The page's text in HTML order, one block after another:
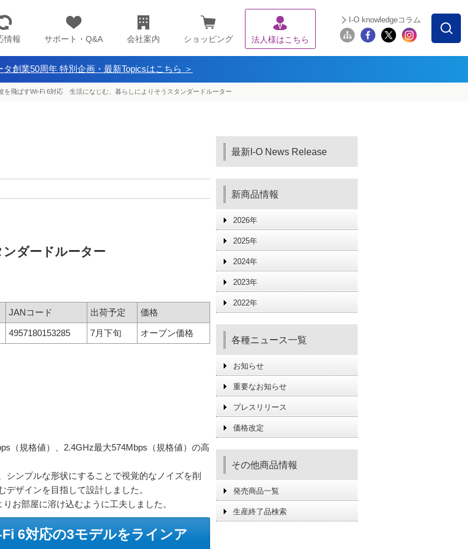
情報 サポート・Q&A 会社案内 ショッピング 法人様はこちら
I-O knowledgeコラム
タ創業50周年 特別企画・最新Topicsはこちら ＞
を飛ばすWi-Fi 6対応 生活になじむ、暮らしによりそうスタンダードルーター
ダードルーター
JANコード 出荷予定 価格
4957180153285 7月下旬 オープン価格
（規格値）、2.4GHz最大574Mbps（規格値）の高
ンプルな形状にすることで視覚的なノイズを削
ザインを目指して設計しました。
お部屋に溶け込むように工夫しました。
6対応の3モデルをラインア
最新I-O News Release
新商品情報
2026年
2025年
2024年
2023年
2022年
各種ニュース一覧
お知らせ
重要なお知らせ
プレスリリース
価格改定
その他商品情報
発売商品一覧
生産終了品検索